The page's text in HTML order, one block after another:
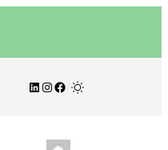
LinkedIn
Instagram
Facebook